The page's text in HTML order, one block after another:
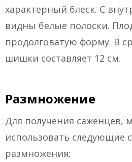
характерный блеск. С
видны белые полоски.
продолговатую форму. В
шишки составляет 12 см.
Размножение
Для получения саженцев,
использовать следующие
размножения: